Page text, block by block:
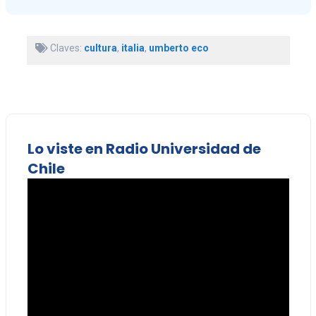
Claves: cultura, italia, umberto eco
Lo viste en Radio Universidad de
Chile